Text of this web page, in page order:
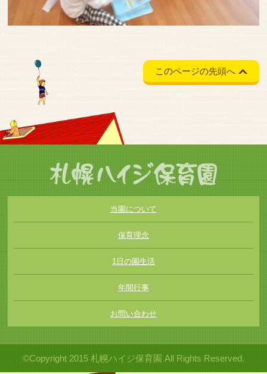
このページの先頭へ
当園について
保育理念
1日の園生活
年間行事
お問い合わせ
©Copyright 2015 札幌ハイジ保育園 All Rights Reserved.